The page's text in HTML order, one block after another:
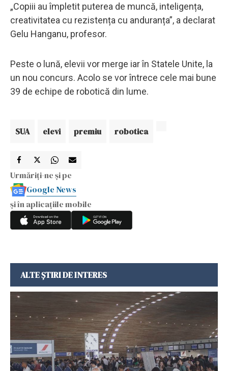
„Copiii au împletit puterea de muncă, inteligența,
creativitatea cu rezistența cu anduranța”, a declarat
Gelu Hanganu, profesor.
Peste o lună, elevii vor merge iar în Statele Unite, la
un nou concurs. Acolo se vor întrece cele mai bune
39 de echipe de robotică din lume.
SUA elevi premiu robotica
Urmăriți-ne și pe
Google News
și în aplicațiile mobile
ALTE ȘTIRI DE INTERES